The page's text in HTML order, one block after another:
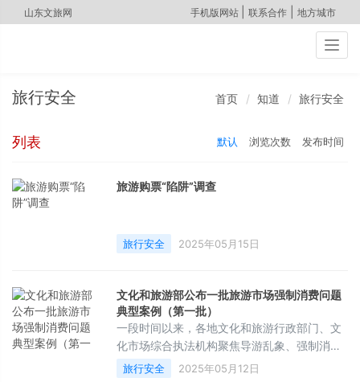
山东文旅网 手机版网站 联系合作 地方城市
旅行安全 首页 知道 旅行安全
列表 默认 浏览次数 发布时间
旅游购票“陷阱”调查
旅行安全 2025年05月15日
文化和旅游部公布一批旅游市场强制消费问题
典型案例（第一批）
一段时间以来，各地文化和旅游行政部门、文
化市场综合执法机构聚焦导游乱象、强制消费
等问题，深入开展旅游市场专项整治行动，有
旅行安全 2025年05月12日